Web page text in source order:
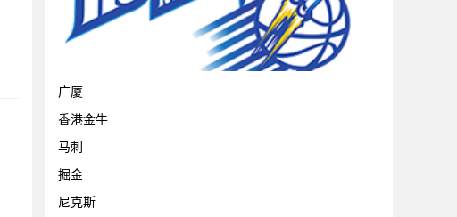
广厦
香港金牛
马刺
掘金
尼克斯